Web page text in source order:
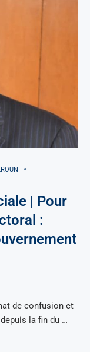
| Pour
:
de confusion et
la fin du …